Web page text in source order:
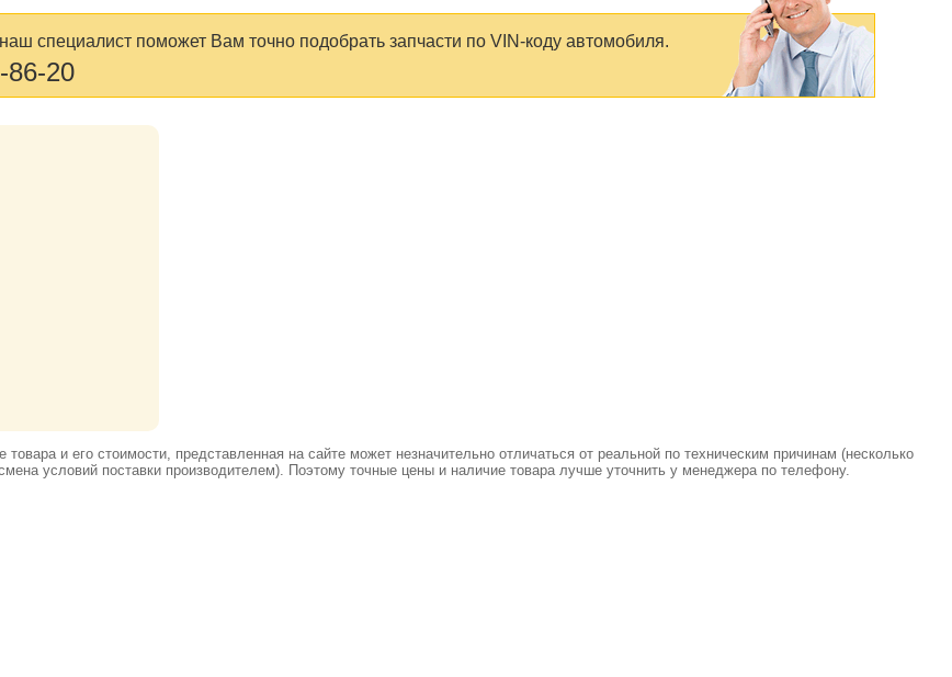
специалист поможет Вам точно подобрать запчасти по VIN-коду автомобиля.
86-20
и его стоимости, представленная на сайте может незначительно отличаться от реальной по техническим причинам (несколько
условий поставки производителем). Поэтому точные цены и наличие товара лучше уточнить у менеджера по телефону.